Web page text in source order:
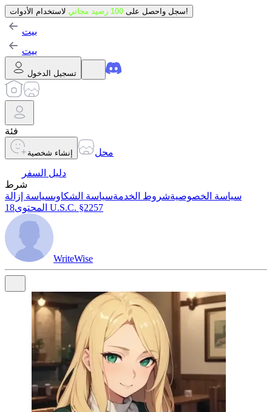
سجل واحصل على 100 رصيد مجاني لاستخدام الأدوات!
بيت
بيت
تسجيل الدخول
فئة
إنشاء شخصية
محل
دليل السفر
شرط
سياسة الخصوصيةشروط الخدمةسياسة الشكاوىسياسة إزالة
المحتوى 18 U.S.C. §2257
WriteWise